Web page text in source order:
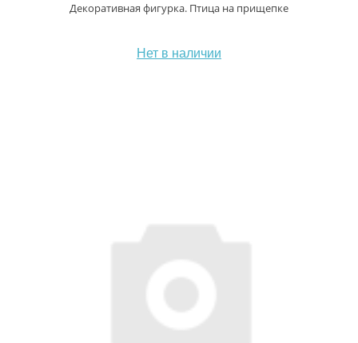
Декоративная фигурка. Птица на прищепке
Нет в наличии